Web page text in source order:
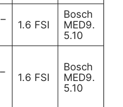
1.6 FSI
Bosch
MED9.
5.10
1.6 FSI
Bosch
MED9.
5.10